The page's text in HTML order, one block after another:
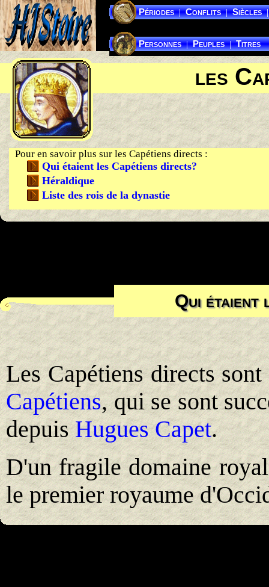
Périodes | Conflits | Siècles |
Personnes | Peuples | Titres
les
Pour en savoir plus sur les Capétiens directs :
Qui étaient les Capétiens directs?
Héraldique
Liste des rois de la dynastie
Qui étaient
Les Capétiens directs
Capétiens, qui se sont
depuisHugues Capet.
D'un fragile domaine
le premier royaume